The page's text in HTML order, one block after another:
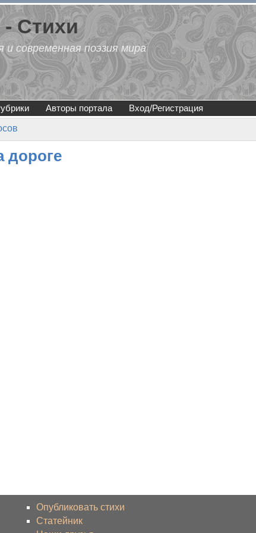
Стихи
и современная поэзия мира
Авторы портала Вход/Регистрация
дороге
Опубликовать стихи
Статейник